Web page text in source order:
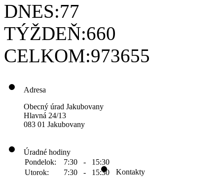
DNES:77
TÝŽDEŇ:660
CELKOM:973655
Adresa
Obecný úrad Jakubovany
Hlavná 24/13
083 01 Jakubovany
Úradné hodiny
Pondelok:
7:30 - 15:30
Utorok:
7:30 - 15:30
Kontakty